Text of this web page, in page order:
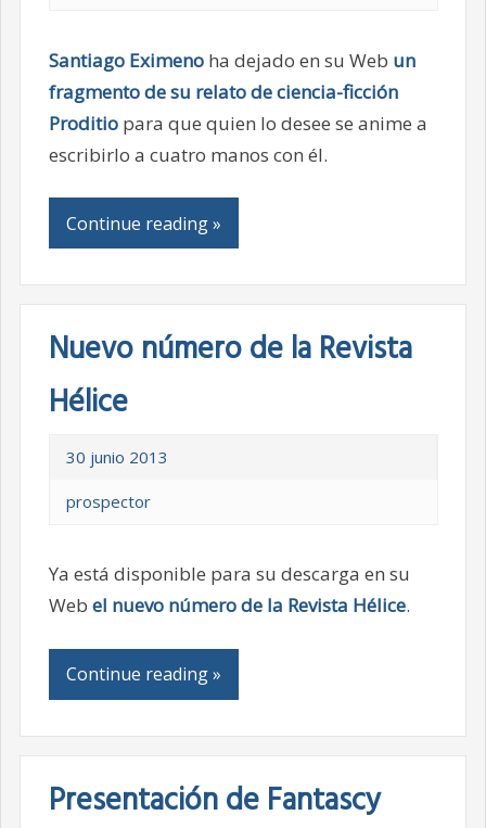
Santiago Eximenoha dejado en su Web un
fragmento de su relato de ciencia-ficción
Proditiopara que quien lo desee se anime a
escribirlo a cuatro manos con él.
Continue reading »
Nuevo número de la Revista
Hélice
30 junio 2013
prospector
Ya está disponible para su descarga en su
Web el nuevo número de la Revista Hélice.
Continue reading »
Presentación de Fantascy